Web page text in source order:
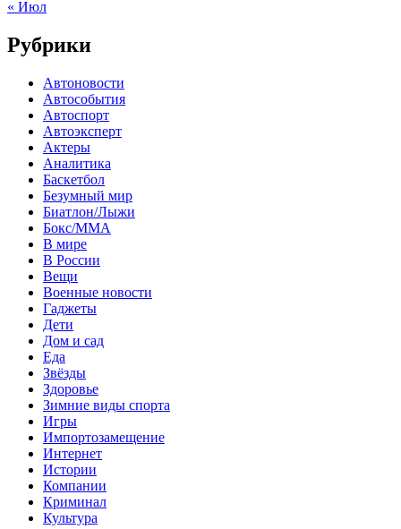
« Июл
Рубрики
Автоновости
Автособытия
Автоспорт
Автоэксперт
Актеры
Аналитика
Баскетбол
Безумный мир
Биатлон/Лыжи
Бокс/MMA
В мире
В России
Вещи
Военные новости
Гаджеты
Дети
Дом и сад
Еда
Звёзды
Здоровье
Зимние виды спорта
Игры
Импортозамещение
Интернет
Истории
Компании
Криминал
Культура